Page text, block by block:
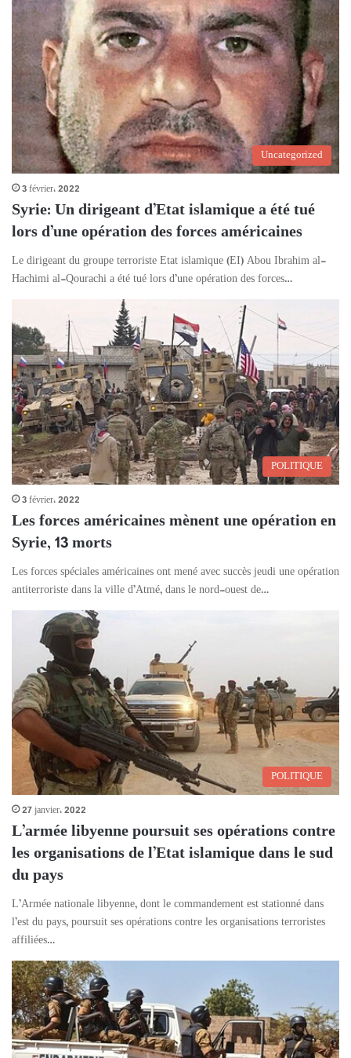
Uncategorized
3 février، 2022
Syrie: Un dirigeant d’Etat islamique a été tué
lors d’une opération des forces américaines
Le dirigeant du groupe terroriste Etat islamique (EI) Abou Ibrahim al-
Hachimi al-Qourachi a été tué lors d’une opération des forces…
POLITIQUE
3 février، 2022
Les forces américaines mènent une opération en
Syrie, 13 morts
Les forces spéciales américaines ont mené avec succès jeudi une opération
antiterroriste dans la ville d’Atmé, dans le nord-ouest de…
POLITIQUE
27 janvier، 2022
L’armée libyenne poursuit ses opérations contre
les organisations de l’Etat islamique dans le sud
du pays
L’Armée nationale libyenne, dont le commandement est stationné dans
l’est du pays, poursuit ses opérations contre les organisations terroristes
affiliées…